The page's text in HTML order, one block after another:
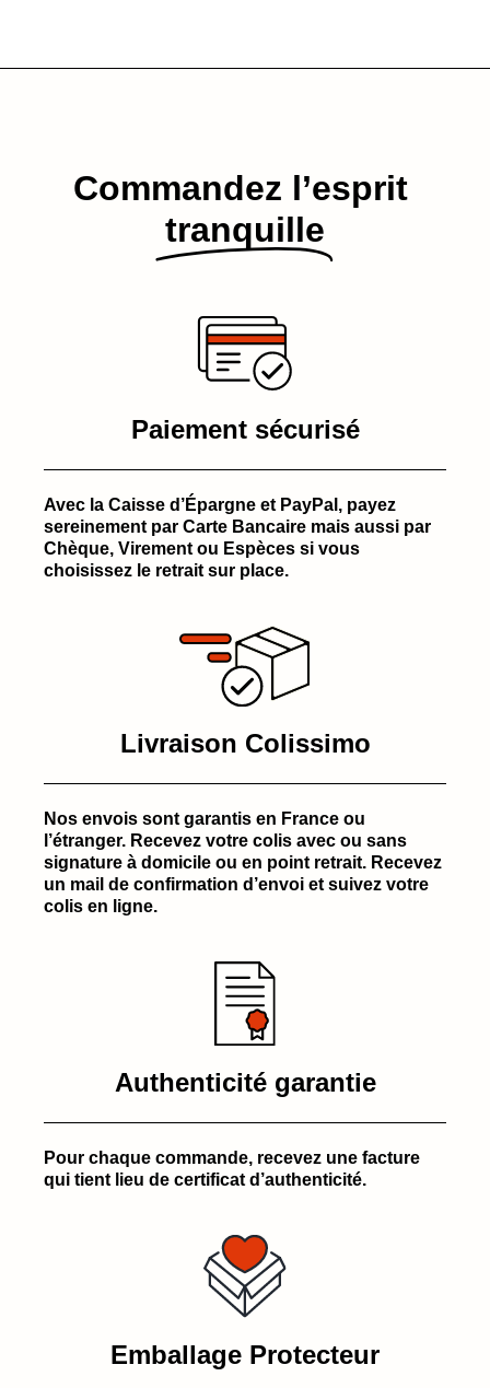
Commandez l’esprit​
tranquille
Paiement sécurisé
Avec la Caisse d’Épargne et PayPal, payez
sereinement par Carte Bancaire mais aussi par
Chèque, Virement ou Espèces si vous
choisissez le retrait sur place.
Livraison Colissimo
Nos envois sont garantis en France ou
l’étranger. Recevez votre colis avec ou sans
signature à domicile ou en point retrait. Recevez
un mail de confirmation d’envoi et suivez votre
colis en ligne.
Authenticité garantie
Pour chaque commande, recevez une facture
qui tient lieu de certificat d’authenticité.
Emballage Protecteur